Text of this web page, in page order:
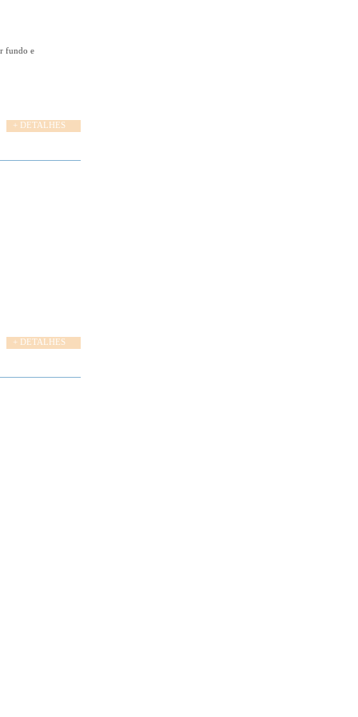
fundo e
+ DETALHES
+ DETALHES